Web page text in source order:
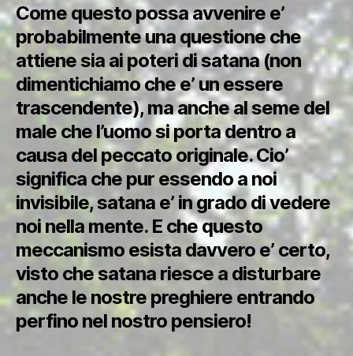
Come questo possa avvenire e’
probabilmente una questione che
attiene sia ai poteri di satana (non
dimentichiamo che e’ un essere
trascendente), ma anche al seme del
male che l’uomo si porta dentro a
causa del peccato originale. Cio’
significa che pur essendo a noi
invisibile, satana e’ in grado di vedere
noi nella mente. E che questo
meccanismo esista davvero e’ certo,
visto che satana riesce a disturbare
anche le nostre preghiere entrando
perfino nel nostro pensiero!